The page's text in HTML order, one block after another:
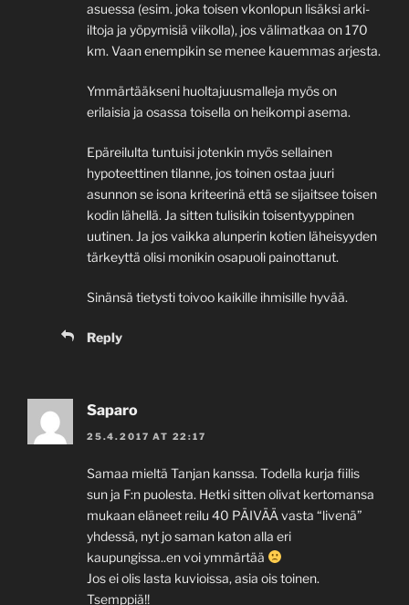
asuessa (esim. joka toisen vkonlopun lisäksi arki-
iltoja ja yöpymisiä viikolla), jos välimatkaa on 170
km. Vaan enempikin se menee kauemmas arjesta.
Ymmärtääkseni huoltajuusmalleja myös on
erilaisia ja osassa toisella on heikompi asema.
Epäreilulta tuntuisi jotenkin myös sellainen
hypoteettinen tilanne, jos toinen ostaa juuri
asunnon se isona kriteerinä että se sijaitsee toisen
kodin lähellä. Ja sitten tulisikin toisentyyppinen
uutinen. Ja jos vaikka alunperin kotien läheisyyden
tärkeyttä olisi monikin osapuoli painottanut.
Sinänsä tietysti toivoo kaikille ihmisille hyvää.
Reply
Saparo
25.4.2017 AT 22:17
Samaa mieltä Tanjan kanssa. Todella kurja fiilis
sun ja F:n puolesta. Hetki sitten olivat kertomansa
mukaan eläneet reilu 40 PÄIVÄÄ vasta “livenä”
yhdessä, nyt jo saman katon alla eri
kaupungissa..en voi ymmärtää
Jos ei olis lasta kuvioissa, asia ois toinen.
Tsemppiä!!